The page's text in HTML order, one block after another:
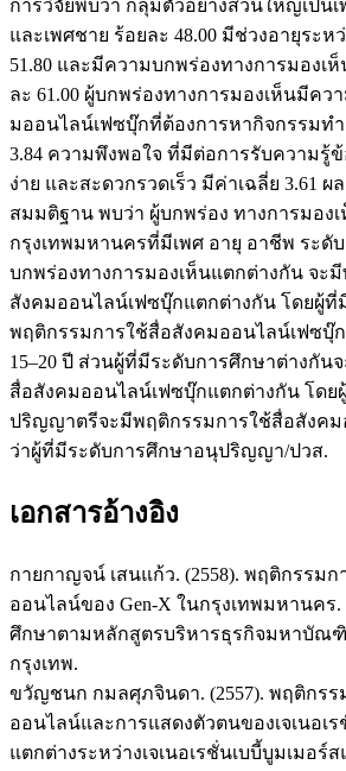
การวิจัยพบว่า กลุ่มตัวอย่างส่วนใหญ่เป็นเ
และเพศชาย ร้อยละ 48.00 มีช่วงอายุระห
51.80 และมีความบกพร่องทางการมองเ
ละ 61.00 ผู้บกพร่องทางการมองเห็นมีค
มออนไลน์เฟซบุ๊กที่ต้องการหากิจกรรมทำ
3.84 ความพึงพอใจ ที่มีต่อการรับความรู้
ง่าย และสะดวกรวดเร็ว มีค่าเฉลี่ย 3.61 ผ
สมมติฐาน พบว่า ผู้บกพร่อง ทางการมองเ
กรุงเทพมหานครที่มีเพศ อายุ อาชีพ ระดั
บกพร่องทางการมองเห็นแตกต่างกัน จะ
สังคมออนไลน์เฟซบุ๊กแตกต่างกัน โดยผู้ที่
พฤติกรรมการใช้สื่อสังคมออนไลน์เฟซบุ๊
15–20 ปี ส่วนผู้ที่มีระดับการศึกษาต่างกัน
สื่อสังคมออนไลน์เฟซบุ๊กแตกต่างกัน โดย
ปริญญาตรีจะมีพฤติกรรมการใช้สื่อสังค
ว่าผู้ที่มีระดับการศึกษาอนุปริญญา/ปวส.
เอกสารอ้างอิง
กายกาญจน์ เสนแก้ว. (2558). พฤติกรรมก
ออนไลน์ของ Gen-X ในกรุงเทพมหานคร
ศึกษาตามหลักสูตรบริหารธุรกิจมหาบัณ
กรุงเทพ.
ขวัญชนก กมลศุภจินดา. (2557). พฤติกรร
ออนไลน์และการแสดงตัวตนของเจเนอเ
แตกต่างระหว่างเจเนอเรชั่นเบบี้บูมเมอร์ส